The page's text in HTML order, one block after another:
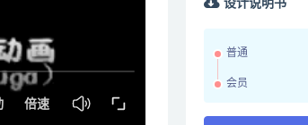
设计说明书
普通
会员